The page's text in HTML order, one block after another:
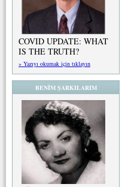
COVID UPDATE: WHAT
IS THE TRUTH?
» Yazıyı okumak için tıklayın
BENİM ŞARKILARIM